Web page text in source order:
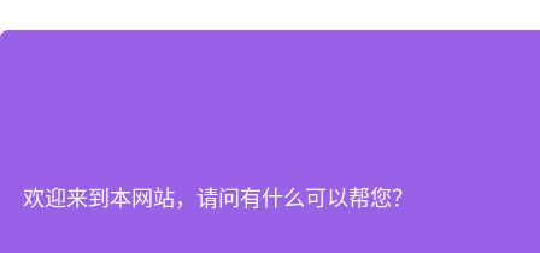
欢迎来到本网站，请问有什么可以帮您？